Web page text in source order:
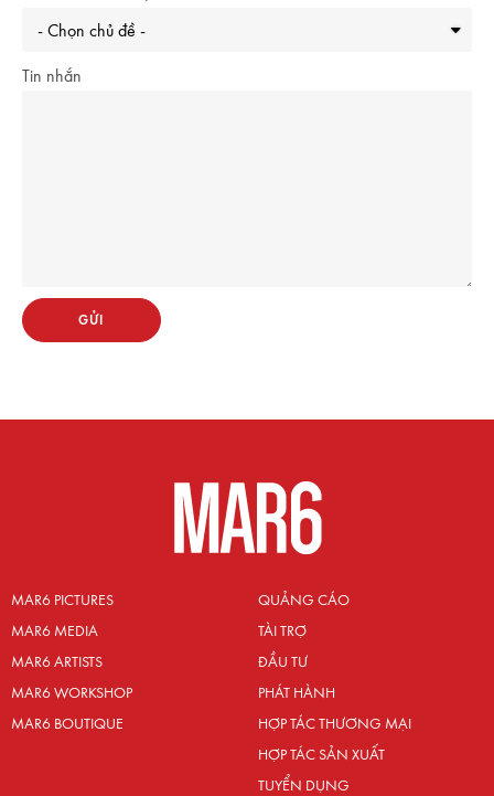
Tin nhắn
GỬI
MAR6 PICTURES
MAR6 MEDIA
MAR6 ARTISTS
MAR6 WORKSHOP
MAR6 BOUTIQUE
QUẢNG CÁO
TÀI TRỢ
ĐẦU TƯ
PHÁT HÀNH
HỢP TÁC THƯƠNG MẠI
HỢP TÁC SẢN XUẤT
TUYỂN DỤNG